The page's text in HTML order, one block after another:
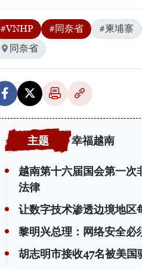
#VNHP #同奈省 #柬埔寨
同奈省
幸福越南
越南第十六届国会第一次
法律
让数字技术渗透边境地区
黎明兴总理：网络安全必
胡志明市接收47名被美国